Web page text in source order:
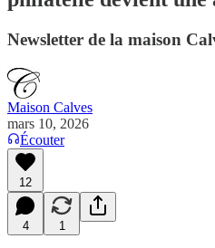
Newsletter de la maison
Maison Calves
mars 10, 2026
Écouter
12
4 1